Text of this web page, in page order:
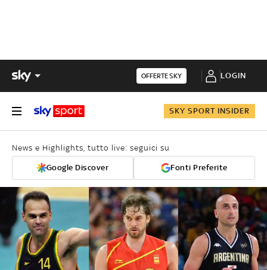
OFFERTE SKY LOGIN
SKY SPORT INSIDER
News e Highlights, tutto live: seguici su
Google Discover Fonti Preferite